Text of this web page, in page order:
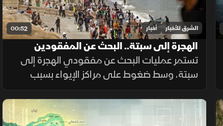
00:52 الشرق للأخبار أخبار
الهجرة إلى سبتة.. البحث عن المفقودين
تستمر عمليات البحث عن مفقودي الهجرة إلى
سبتة، وسط ضغوط على مراكز الإيواء بسبب
أعداد القاصرين غير المصحوبين بذويهم،
ومطالبات بتوفير الحماية والرعاية للمهاجرين.